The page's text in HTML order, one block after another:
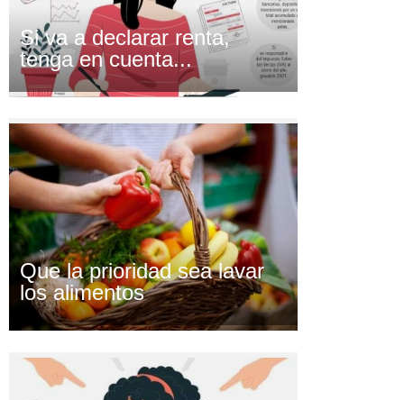
Si va a declarar renta,
tenga en cuenta...
Que la prioridad sea lavar
los alimentos